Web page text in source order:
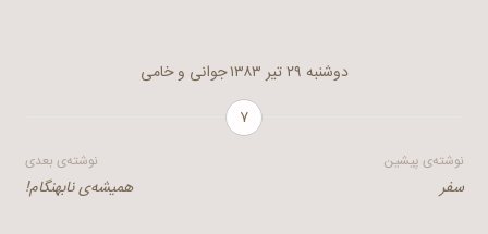
دوشنبه ۲۹ تیر ۱۳۸۳
جوانی و خامی
۷
راهبری
نوشته
نوشته‌ی پیشین
سفر
نوشته‌ی بعدی
همیشه‌ی نابهنگام!